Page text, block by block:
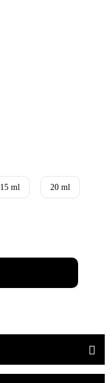
15 ml 20 ml